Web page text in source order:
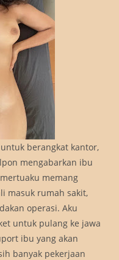
berangkat kantor,
mengabarkan ibu
memang
masuk rumah sakit,
operasi. Aku
untuk pulang ke jawa
ibu yang akan
banyak pekerjaan